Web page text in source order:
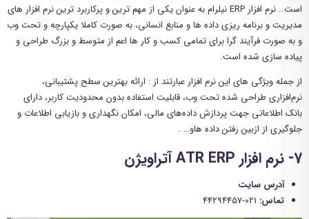
است.. نرم افزار ERP نیلرام به عنوان یکی از مهم ترین و پرکاربرد ترین نرم افزار های
مدیریت و برنامه ریزی داده ها و منابع انسانی، به صورت کاملا یکپارچه و تحت وب
و به صورت فرآیند گرا برای تمامی کسب و کار ها اعم از متوسط و بزرگ طراحی و
پیاده سازی شده است.
از جمله ویژگی های این نرم افزار عبارتند از : ارائه بهترین سطح پشتیبانی،
نرم‌افزاری طراحی شده تحت وب، قابلیت استفاده بدون محدودیت کاربر، دارای
بانک اطلاعاتی جهت پردازش داده‌های مالی، امکان نگهداری و بازیابی اطلاعات و
جلوگیری از ازبین رفتن داده هاو… .
7- نرم افزار ATR ERP آتراویژن
آدرس سایت
تماس: